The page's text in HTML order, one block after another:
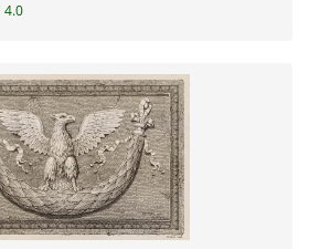
4.0